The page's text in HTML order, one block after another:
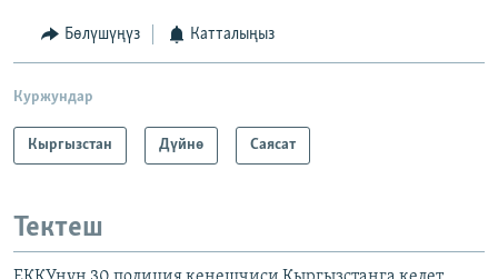
Бөлүшүңүз Катталыңыз
Куржундар
Кыргызстан Дүйнө Саясат
Тектеш